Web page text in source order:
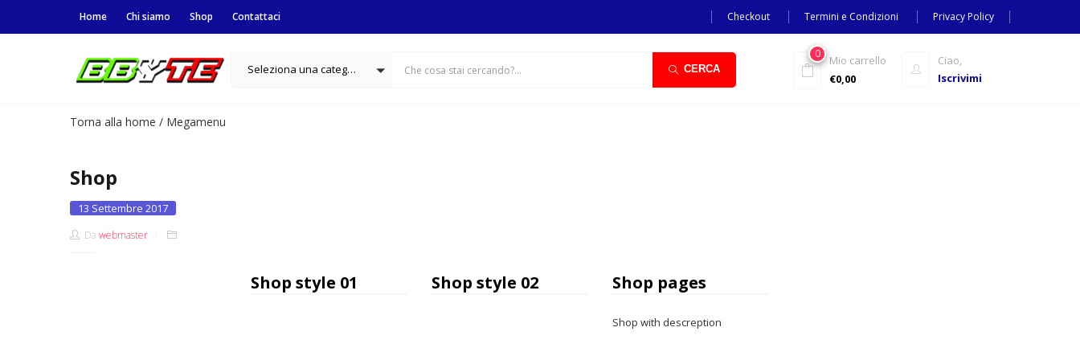
Home Chi siamo Shop Contattaci Checkout Termini e Condizioni Privacy Policy
Seleziona una categoria CERCA
Ciao,
Iscrivimi
0
Mio carrello
€0,00
Torna alla home / Megamenu
Shop
Posted
13 Settembre 2017
Da webmaster
Shop style 01 Shop style 02 Shop pages
Shop with descreption